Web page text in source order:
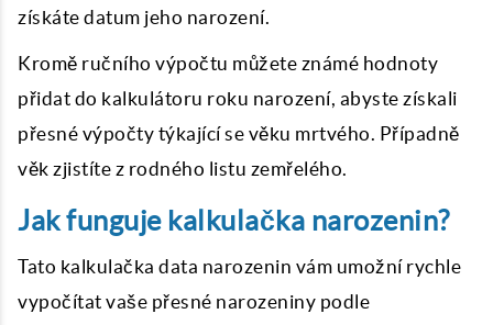
získáte datum jeho narození.
Kromě ručního výpočtu můžete známé hodnoty
přidat do kalkulátoru roku narození, abyste získali
přesné výpočty týkající se věku mrtvého. Případně
věk zjistíte z rodného listu zemřelého.
Jak funguje kalkulačka narozenin?
Tato kalkulačka data narozenin vám umožní rychle
vypočítat vaše přesné narozeniny podle